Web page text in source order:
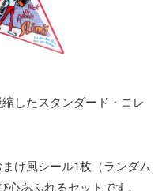
したスタンダード・コレ
け風シール1枚（ランダム
あふれるセットです。